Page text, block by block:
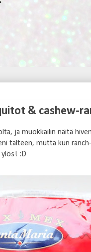
& cashew-
ja muokkailin näitä
talteen, mutta kun
ylös! :D